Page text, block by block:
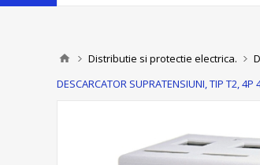
Distributie si protectie electrica.
DESCARCATOR SUPRATENSIUNI, TIP T2,